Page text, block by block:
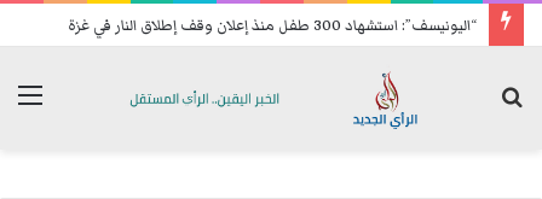
“اليونيسف”: استشهاد 300 طفل منذ إعلان وقف إطلاق النار في غزة